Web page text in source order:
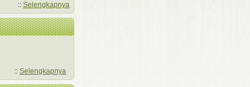
:: Selengkapnya
:: Selengkapnya